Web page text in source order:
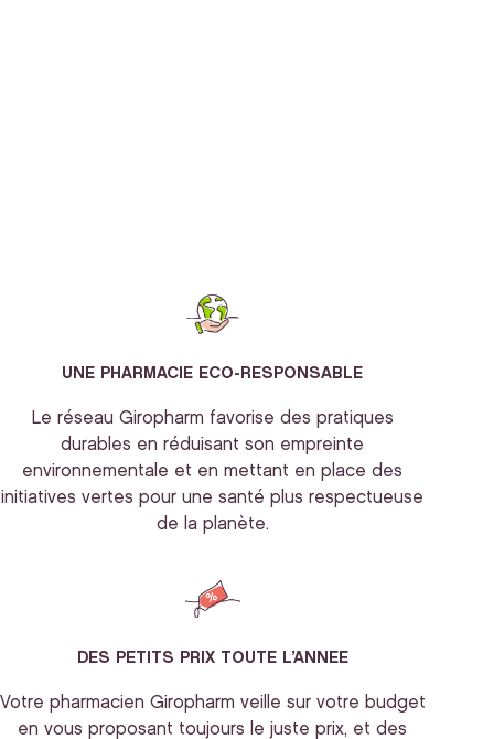
UNE PHARMACIE ECO-RESPONSABLE
Le réseau Giropharm favorise des pratiques
durables en réduisant son empreinte
environnementale et en mettant en place des
initiatives vertes pour une santé plus respectueuse
de la planète.
DES PETITS PRIX TOUTE L’ANNEE
Votre pharmacien Giropharm veille sur votre budget
en vous proposant toujours le juste prix, et des